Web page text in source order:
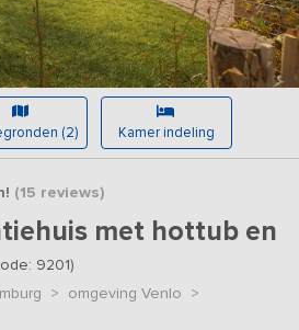
(2) Kamer indeling
(15 reviews)
met hottub en
9201)
> omgeving Venlo >